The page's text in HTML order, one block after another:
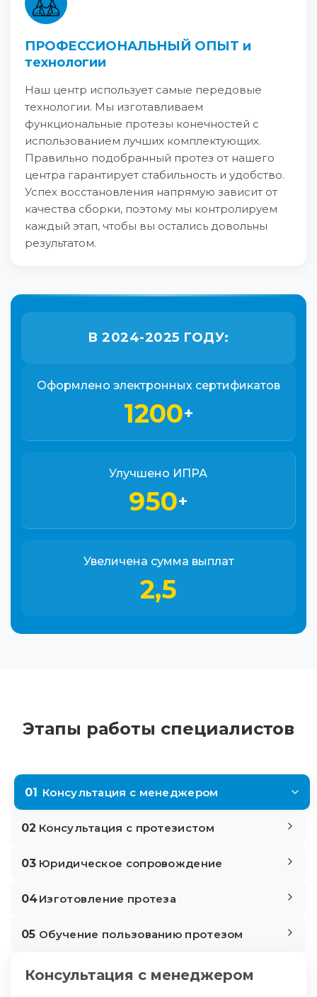
ПРОФЕССИОНАЛЬНЫЙ ОПЫТ и
технологии
Наш центр использует самые передовые
технологии. Мы изготавливаем
функциональные протезы конечностей с
использованием лучших комплектующих.
Правильно подобранный протез от нашего
центра гарантирует стабильность и удобство.
Успех восстановления напрямую зависит от
качества сборки, поэтому мы контролируем
каждый этап, чтобы вы остались довольны
результатом.
В 2024-2025 ГОДУ:
Оформлено электронных сертификатов
1200+
Улучшено ИПРА
950+
Увеличена сумма выплат
2,5
Этапы работы специалистов
01 Консультация с менеджером
02 Консультация с протезистом
03 Юридическое сопровождение
04Изготовление протеза
05 Обучение пользованию протезом
Консультация с менеджером